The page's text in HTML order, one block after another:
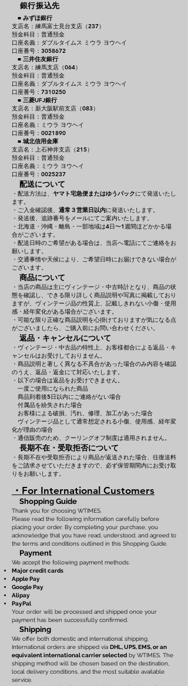
銀行振込先
■ みずほ銀行
支店名：練馬富士見台支店（237）
預金科目：普通預金
口座名義：ダブルタイムス ミウラ ヨウヘイ
口座番号：3058672
■ 三井住友銀行
支店名：練馬支店（064）
預金科目：普通預金
口座名義：ダブルタイムス ミウラ ヨウヘイ
口座番号：7310250
■ 三菱UFJ銀行
支店名：新大阪駅前支店（083）
預金科目：普通預金
口座名義：ミウラ ヨウヘイ
口座番号：0021890
■ 城北信用金庫
支店名：上石神井支店（215）
預金科目：普通預金
口座名義：ミウラ ヨウヘイ
口座番号：0025237
配送について
・配送方法は、 ヤマト宅急便またはゆうパックにて発送いたし
ます。
・ご入金確認後、 通常３営業日以内に発送いたします。
・発送後、追跡番号をメールにてご案内いたします。
・北海道・沖縄・離島・一部地域は4日〜1週間ほどかかる場
合がございます。
・配送日時のご希望がある場合は、当店へ電話にてご連絡をお
願いします。
・交通事情や天候により、ご希望日時にお届けできない場合が
ございます。
商品について
・当店の商品は主にヴィンテージ・中古時計となり、商品の状
態を確認し、できる限り詳しく商品説明や写真に掲載しており
ますが、ヴィンテージ品の性質上、記載しきれない小傷・使用
感・経年変化がある場合がございます。
・可能な限り正確な商品説明を心掛けておりますが気になる点
がございましたら、ご購入前にお問い合わせください。
返品・キャンセルについて
・ヴィンテージ・中古品の特性上、お客様都合による返品・キ
ャンセルはお受けしておりません。
・商品説明と著しく異なる不具合があった場合のみ内容を確認
のうえ、返品・返金にて対応いたします。
・以下の場合は返品をお受けできません。
一度ご使用になられた商品
商品到着後5日以内にご連絡がない場合
付属品を紛失された場合
お客様による破損、汚れ、修理、加工があった場合
ヴィンテージ品として通常想定される小傷、使用感、経年変
化が理由の場合
・通信販売のため、クーリングオフ制度は適用されません。
長期不在・受取拒否について
・長期不在や受取拒否により商品が返送された場合、往復送料
をご請求させていただきますので、必ず保管期間内にお受け取
りをお願いします。
・For International Customers
Shopping Guide
Thank you for choosing WTIMES.
Please read the following information carefully before
placing your order. By completing your purchase, you
acknowledge that you have read, understood, and agreed to
the terms and conditions outlined in this Shopping Guide.
Payment
We accept the following payment methods:
Major credit cards
Apple Pay
Google Pay
Alipay
PayPal
Your order will be processed and shipped once your
payment has been successfully confirmed.
Shipping
We offer both domestic and international shipping.
International orders are shipped via DHL, UPS, EMS, or an
equivalent international carrier selected by WTIMES. The
shipping method will be chosen based on the destination,
local delivery conditions, and the most suitable available
service.